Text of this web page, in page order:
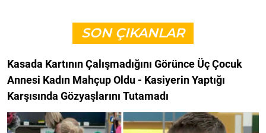
SON ÇIKANLAR
Kasada Kartının Çalışmadığını Görünce Üç Çocuk
Annesi Kadın Mahçup Oldu - Kasiyerin Yaptığı
Karşısında Gözyaşlarını Tutamadı